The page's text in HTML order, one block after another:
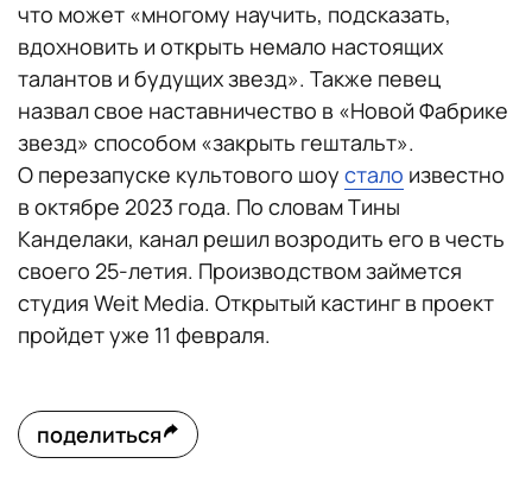
что может «многому научить, подсказать,
вдохновить и открыть немало настоящих
талантов и будущих звезд». Также певец
назвал свое наставничество в «Новой Фабрике
звезд» способом «закрыть гештальт».
О перезапуске культового шоу стало известно
в октябре 2023 года. По словам Тины
Канделаки, канал решил возродить его в честь
своего 25-летия. Производством займется
студия Weit Media. Открытый кастинг в проект
пройдет уже 11 февраля.
поделиться